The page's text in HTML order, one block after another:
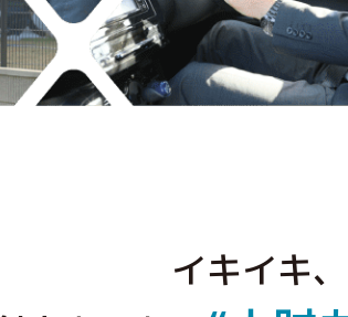
イキイキ